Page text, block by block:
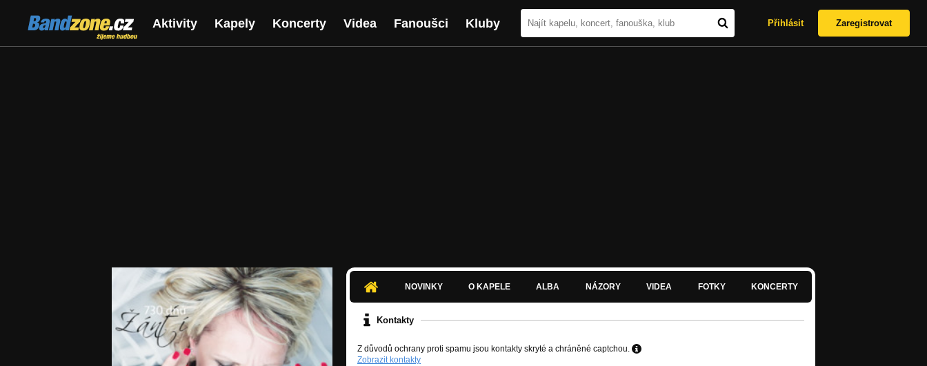
Bandzone.cz
žijeme hudbou
Aktivity Kapely Koncerty Videa Fanoušci Kluby Přihlásit Zaregistrovat
NOVINKY O KAPELE ALBA NÁZORY VIDEA FOTKY KONCERTY
Kontakty
Z důvodů ochrany proti spamu jsou kontakty skryté a chráněné captchou.
Zobrazit kontakty